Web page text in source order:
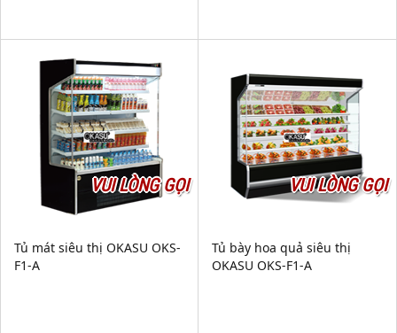
VUI LÒNG GỌI
Tủ mát siêu thị OKASU OKS-
F1-A
VUI LÒNG GỌI
Tủ bày hoa quả siêu thị
OKASU OKS-F1-A